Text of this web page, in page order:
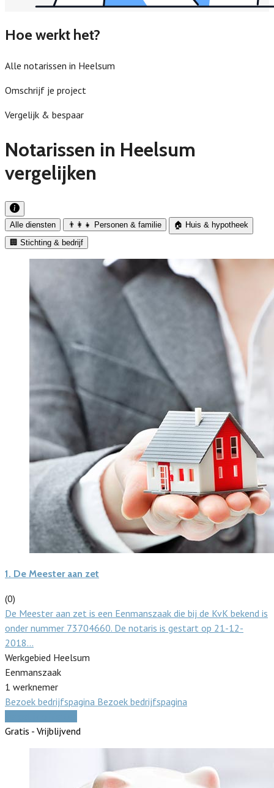
Hoe werkt het?
Alle notarissen in Heelsum
Omschrijf je project
Vergelijk & bespaar
Notarissen in Heelsum
vergelijken
Alle diensten 👨‍👩‍👧 Personen & familie
🏠 Huis & hypotheek
🏢 Stichting & bedrijf
1. De Meester aan zet
(0)
De Meester aan zet is een Eenmanszaak die bij de KvK bekend is
onder nummer 73704660. De notaris is gestart op 21-12-
2018…
Werkgebied Heelsum
Eenmanszaak
1 werknemer
Bezoek bedrijfspagina Bezoek bedrijfspagina
Gratis - Vrijblijvend